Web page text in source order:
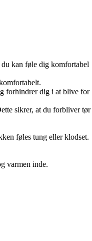
kan føle dig komfortabel
forhindrer dig i at blive for
sikrer, at du forbliver tør
føles tung eller klodset.
varmen inde.